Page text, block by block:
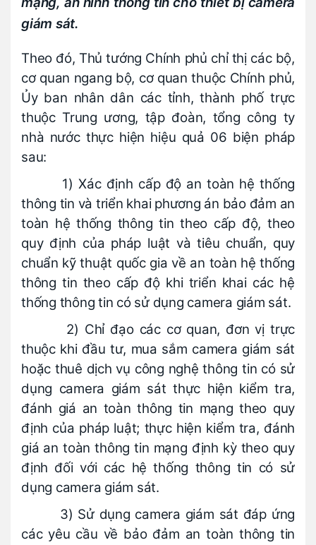
giám sát.
Theo đó, Thủ tướng Chính phủ chỉ thị các bộ,
cơ quan ngang bộ, cơ quan thuộc Chính phủ,
Ủy ban nhân dân các tỉnh, thành phố trực
thuộc Trung ương, tập đoàn, tổng công ty
nhà nước thực hiện hiệu quả 06 biện pháp
sau:
1) Xác định cấp độ an toàn hệ thống
thông tin và triển khai phương án bảo đảm an
toàn hệ thống thông tin theo cấp độ, theo
quy định của pháp luật và tiêu chuẩn, quy
chuẩn kỹ thuật quốc gia về an toàn hệ thống
thông tin theo cấp độ khi triển khai các hệ
thống thông tin có sử dụng camera giám sát.
2) Chỉ đạo các cơ quan, đơn vị trực
thuộc khi đầu tư, mua sắm camera giám sát
hoặc thuê dịch vụ công nghệ thông tin có sử
dụng camera giám sát thực hiện kiểm tra,
đánh giá an toàn thông tin mạng theo quy
định của pháp luật; thực hiện kiểm tra, đánh
giá an toàn thông tin mạng định kỳ theo quy
định đối với các hệ thống thông tin có sử
dụng camera giám sát.
3) Sử dụng camera giám sát đáp ứng
các yêu cầu về bảo đảm an toàn thông tin